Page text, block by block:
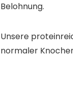
Belohnung.
Unsere
normaler